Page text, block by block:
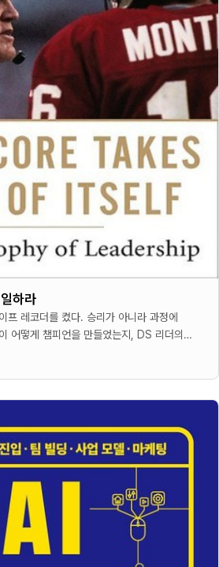
하라
레코더를 켰다. 승리가 아니라 과정에
어떻게 챔피언을 만들었는지, DS 리더의